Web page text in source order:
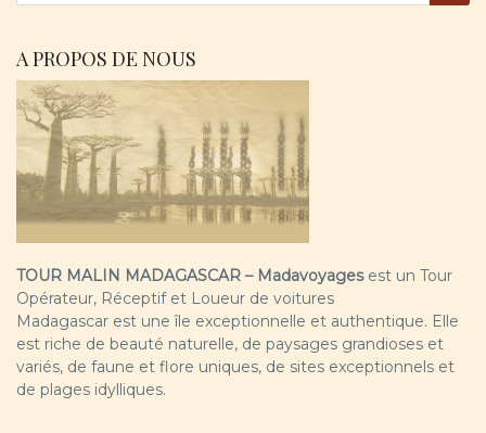
A PROPOS DE NOUS
TOUR MALIN MADAGASCAR – Madavoyagesest un Tour
Opérateur, Réceptif et Loueur de voitures
Madagascar est une île exceptionnelle et authentique. Elle
est riche de beauté naturelle, de paysages grandioses et
variés, de faune et flore uniques, de sites exceptionnels et
de plages idylliques.